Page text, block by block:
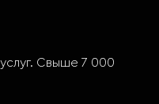
Свыше 7 000